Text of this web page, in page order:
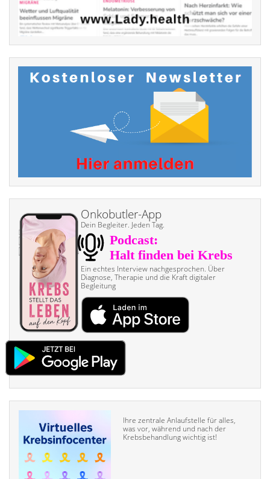
Onkobutler-App
Dein Begleiter. Jeden Tag.
Ein echtes Interview nach­gesprochen. Über
Diagnose, Therapie und die Kraft digitaler
Begleitung
Ihre zentrale Anlaufstelle für alles,
was vor, während und nach der
Krebsbehandlung wichtig ist!